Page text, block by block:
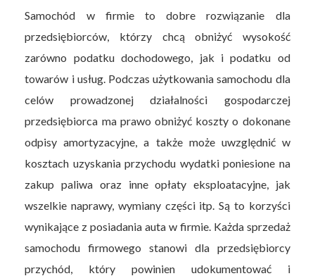
Samochód w firmie to dobre rozwiązanie dla
przedsiębiorców, którzy chcą obniżyć wysokość
zarówno podatku dochodowego, jak i podatku od
towarów i usług. Podczas użytkowania samochodu dla
celów prowadzonej działalności gospodarczej
przedsiębiorca ma prawo obniżyć koszty o dokonane
odpisy amortyzacyjne, a także może uwzględnić w
kosztach uzyskania przychodu wydatki poniesione na
zakup paliwa oraz inne opłaty eksploatacyjne, jak
wszelkie naprawy, wymiany części itp. Są to korzyści
wynikające z posiadania auta w firmie. Każda sprzedaż
samochodu firmowego stanowi dla przedsiębiorcy
przychód, który powinien udokumentować i